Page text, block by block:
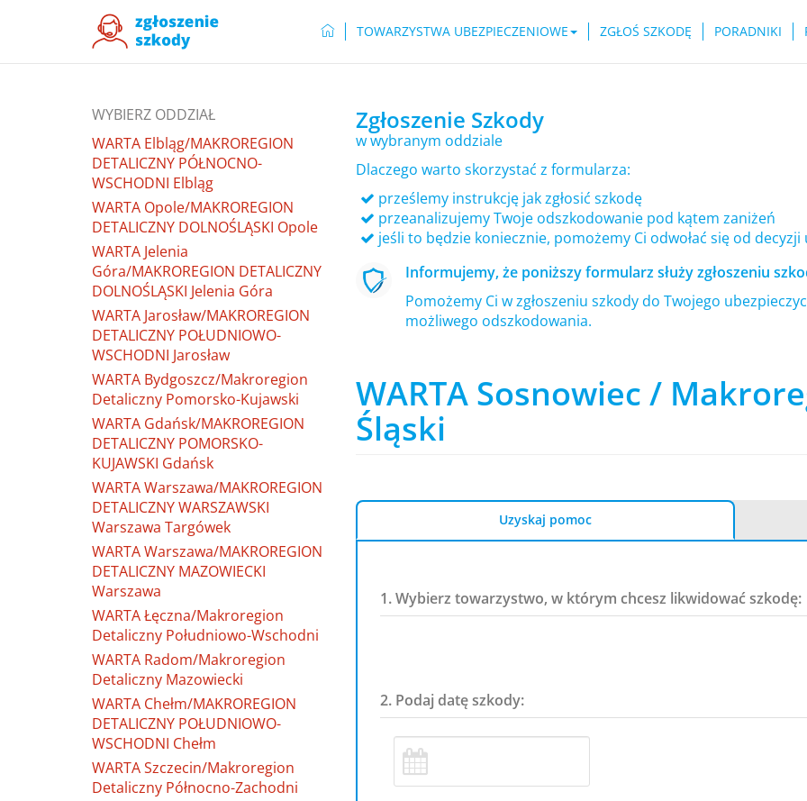
TOWARZYSTWA UBEZPIECZENIOWE ZGŁOŚ SZKODĘ PORADNIKI
WYBIERZ ODDZIAŁ
WARTA Elbląg/MAKROREGION
DETALICZNY PÓŁNOCNO-
WSCHODNI Elbląg
WARTA Opole/MAKROREGION
DETALICZNY DOLNOŚLĄSKI Opole
WARTA Jelenia
Góra/MAKROREGION DETALICZNY
DOLNOŚLĄSKI Jelenia Góra
WARTA Jarosław/MAKROREGION
DETALICZNY POŁUDNIOWO-
WSCHODNI Jarosław
WARTA Bydgoszcz/Makroregion
Detaliczny Pomorsko-Kujawski
WARTA Gdańsk/MAKROREGION
DETALICZNY POMORSKO-
KUJAWSKI Gdańsk
WARTA Warszawa/MAKROREGION
DETALICZNY WARSZAWSKI
Warszawa Targówek
WARTA Warszawa/MAKROREGION
DETALICZNY MAZOWIECKI
Warszawa
WARTA Łęczna/Makroregion
Detaliczny Południowo-Wschodni
WARTA Radom/Makroregion
Detaliczny Mazowiecki
WARTA Chełm/MAKROREGION
DETALICZNY POŁUDNIOWO-
WSCHODNI Chełm
WARTA Szczecin/Makroregion
Detaliczny Północno-Zachodni
Zgłoszenie Szkody
w wybranym oddziale
Dlaczego warto skorzystać z formularza:
prześlemy instrukcję jak zgłosić szkodę
przeanalizujemy Twoje odszkodowanie pod kątem zaniżeń
jeśli to będzie koniecznie, pomożemy Ci odwołać się od decyzji
Informujemy, że poniższy formularz służy zgłoszeniu
Pomożemy Ci w zgłoszeniu szkody do Twojego
możliwego odszkodowania.
WARTA Sosnowiec /
Śląski
Uzyskaj pomoc
1. Wybierz towarzystwo, w którym chcesz likwidować szkodę:
2. Podaj datę szkody: